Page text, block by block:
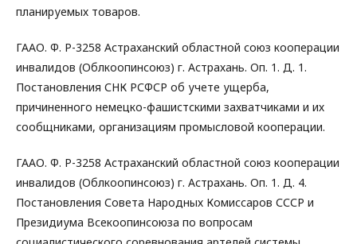
планируемых товаров.
ГААО. Ф. Р-3258 Астраханский областной союз кооперации
инвалидов (Облкоопинсоюз) г. Астрахань. Оп. 1. Д. 1.
Постановления СНК РСФСР об учете ущерба,
причиненного немецко-фашистскими захватчиками и их
сообщниками, организациям промысловой кооперации.
ГААО. Ф. Р-3258 Астраханский областной союз кооперации
инвалидов (Облкоопинсоюз) г. Астрахань. Оп. 1. Д. 4.
Постановления Совета Народных Комиссаров СССР и
Президиума Всекоопинсоюза по вопросам